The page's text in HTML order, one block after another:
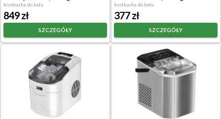
kostkarka do lodu
849 zł
SZCZEGÓŁY
kostkarka do lodu
377 zł
SZCZEGÓŁY